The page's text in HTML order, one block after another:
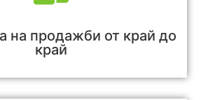
на продажби от край до
край